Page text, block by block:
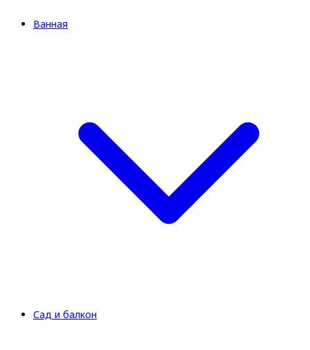
Ванная
Сад и балкон